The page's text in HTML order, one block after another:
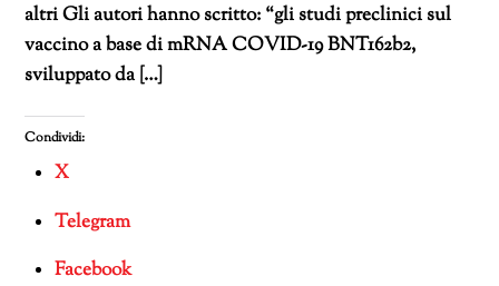
altri Gli autori hanno scritto: “gli studi preclinici sul
vaccino a base di mRNA COVID-19 BNT162b2,
sviluppato da […]
Condividi:
X
Telegram
Facebook